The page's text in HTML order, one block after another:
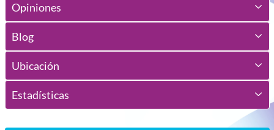
Opiniones
Blog
Ubicación
Estadísticas